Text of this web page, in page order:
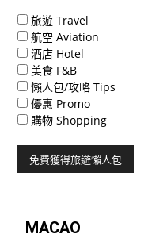
旅遊 Travel
航空 Aviation
酒店 Hotel
美食 F&B
懶人包/攻略 Tips
優惠 Promo
購物 Shopping
MACAO